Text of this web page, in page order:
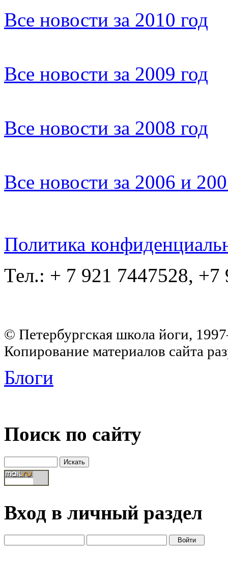
Все новости за 2010 год
Все новости за 2009 год
Все новости за 2008 год
Все новости за 2006 и
Политика
Тел.: + 7 921 7447528, +7
© Петербургская школа йоги,
Копирование материалов сайта
Блоги
Поиск по сайту
Вход в личный раздел